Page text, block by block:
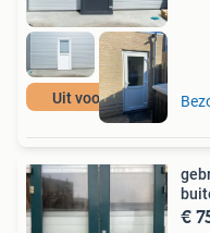
Uit voorraad!
€